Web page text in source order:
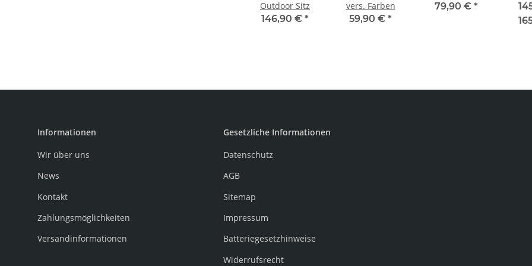
Outdoor Sitz
146,90 € *
vers. Farben
59,90 € *
79,90 € *
Informationen
Wir über uns
News
Kontakt
Zahlungsmöglichkeiten
Versandinformationen
Gesetzliche Informationen
Datenschutz
AGB
Sitemap
Impressum
Batteriegesetzhinweise
Widerrufsrecht